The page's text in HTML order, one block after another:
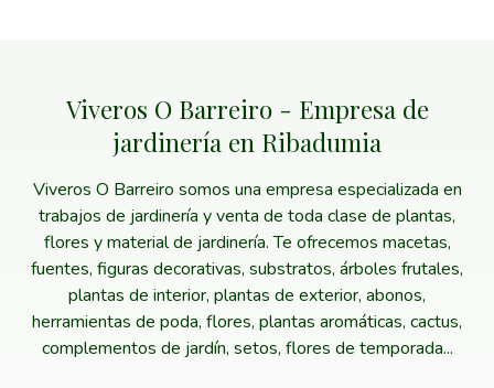
Viveros O Barreiro - Empresa de
jardinería en Ribadumia
Viveros O Barreiro somos una empresa especializada en
trabajos de jardinería y venta de toda clase de plantas,
flores y material de jardinería. Te ofrecemos macetas,
fuentes, figuras decorativas, substratos, árboles frutales,
plantas de interior, plantas de exterior, abonos,
herramientas de poda, flores, plantas aromáticas, cactus,
complementos de jardín, setos, flores de temporada...